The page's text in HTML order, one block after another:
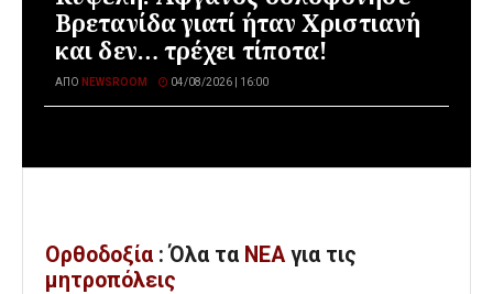
Βρετανίδα γιατί ήταν Χριστιανή
και δεν… τρέχει τίποτα!
ΑΠΌ NEWSROOM 04/08/2026 | 16:00
Ορθοδοξία : Όλα τα ΝΕΑ για τις
μητροπόλεις